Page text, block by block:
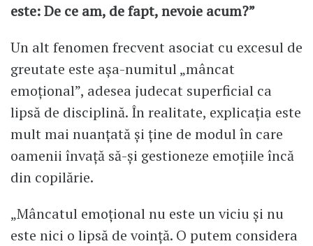
este: De ce am, de fapt, nevoie acum?”
Un alt fenomen frecvent asociat cu excesul de
greutate este așa-numitul „mâncat
emoțional”, adesea judecat superficial ca
lipsă de disciplină. În realitate, explicația este
mult mai nuanțată și ține de modul în care
oamenii învață să-și gestioneze emoțiile încă
din copilărie.
„Mâncatul emoțional nu este un viciu și nu
este nici o lipsă de voință. O putem considera